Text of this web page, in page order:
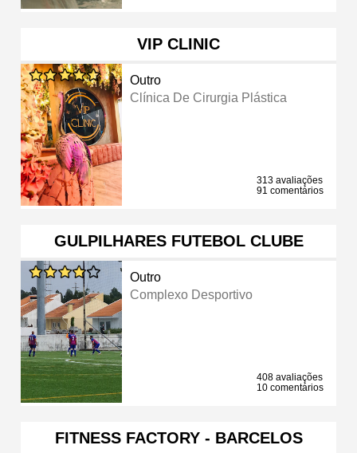
VIP CLINIC
Outro
Clínica De Cirurgia Plástica
313 avaliações
91 comentários
GULPILHARES FUTEBOL CLUBE
Outro
Complexo Desportivo
408 avaliações
10 comentários
FITNESS FACTORY - BARCELOS